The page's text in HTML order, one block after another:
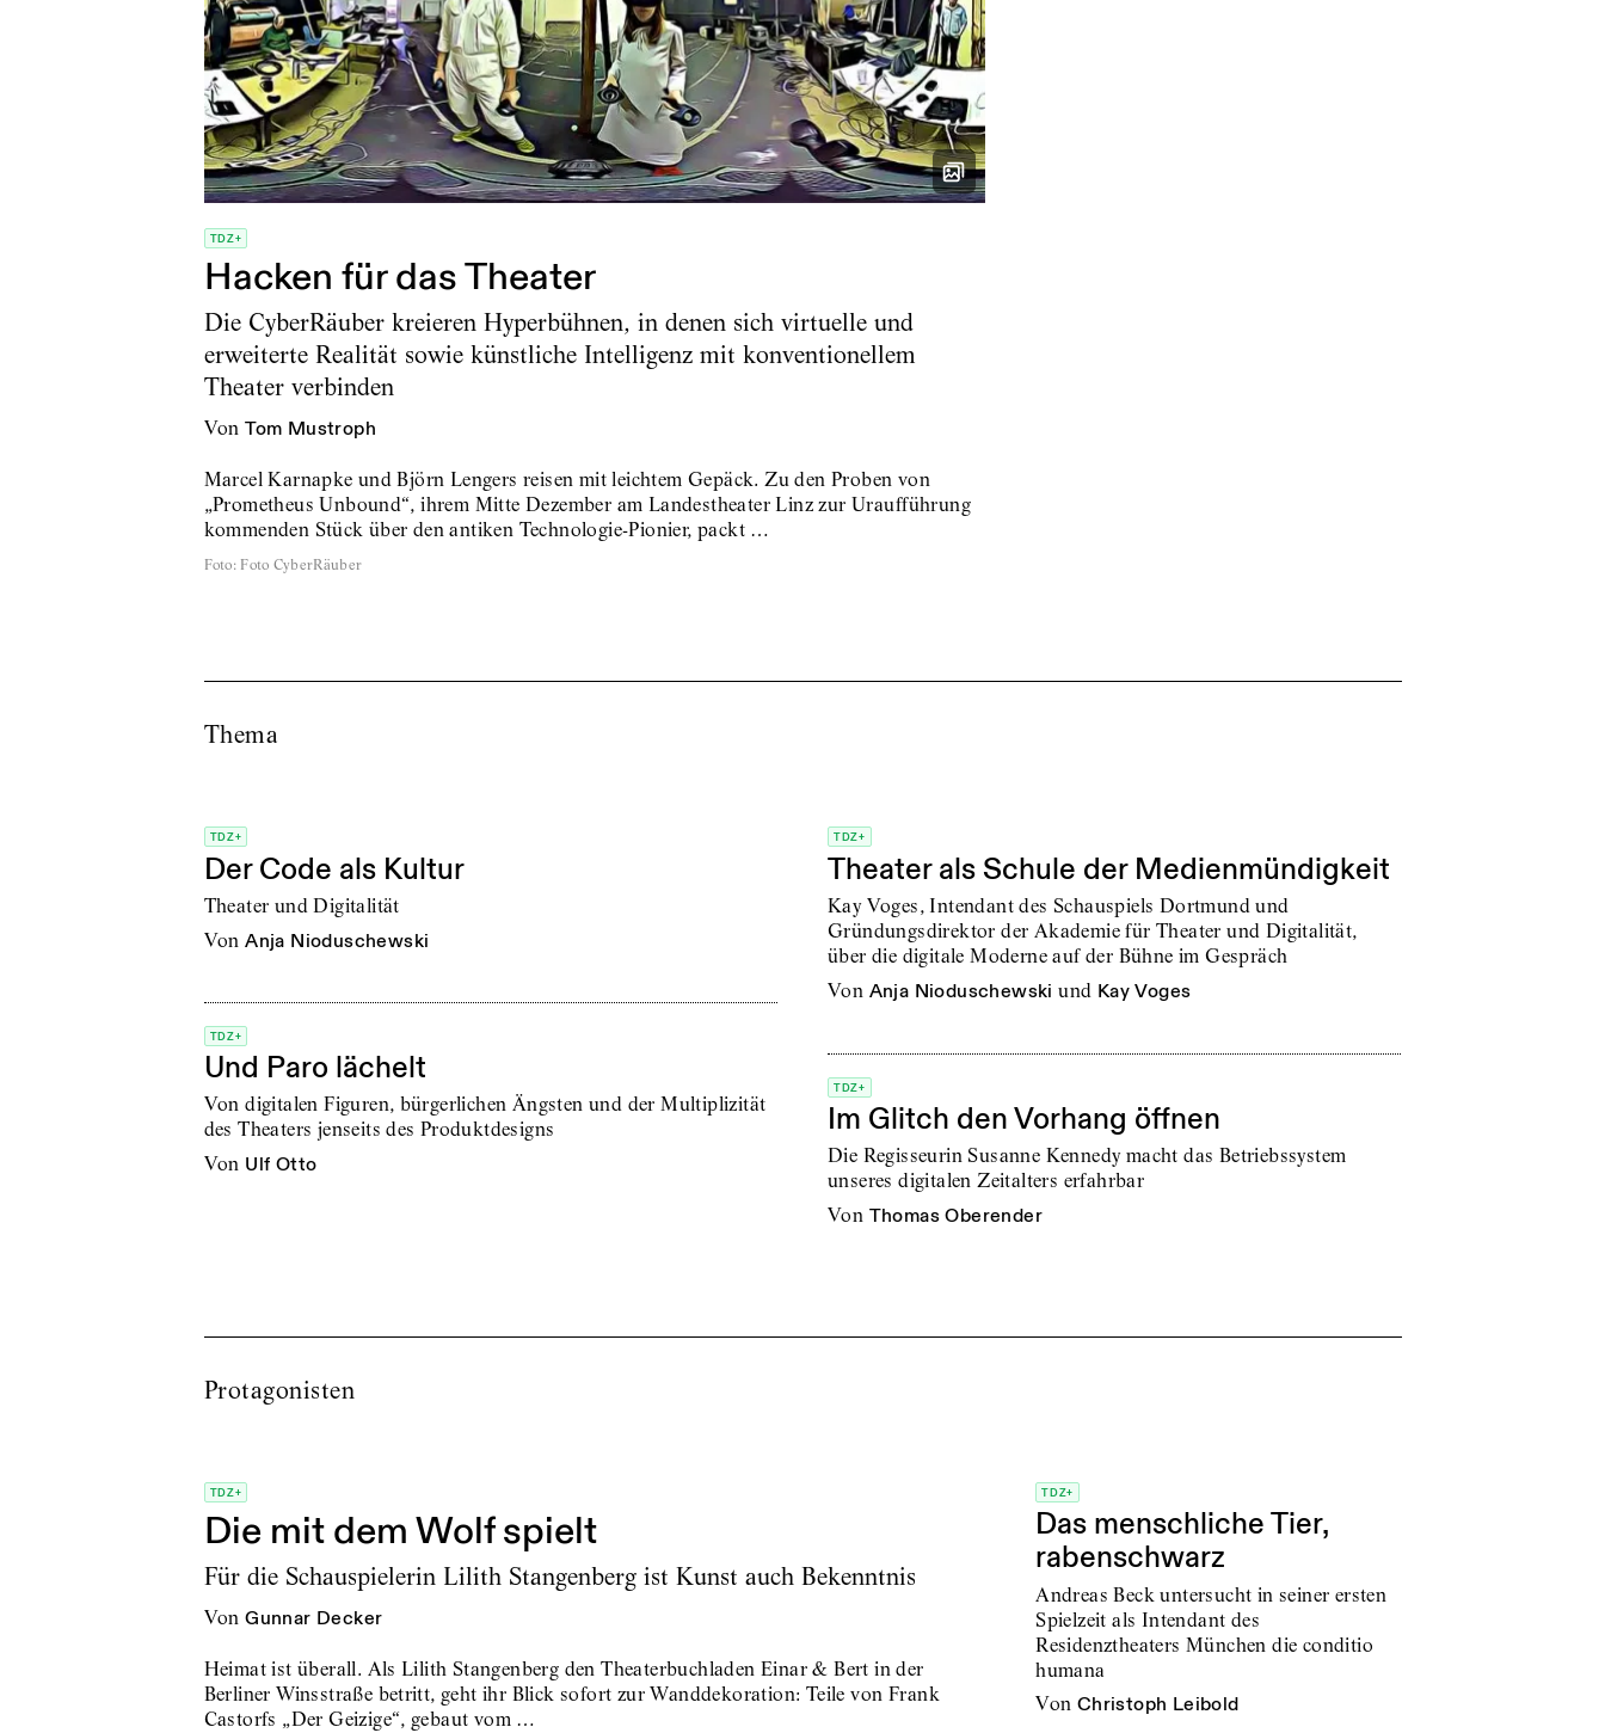
TDZ+
Hacken für das Theater
Die CyberRäuber kreieren Hyperbühnen, in denen sich virtuelle und
erweiterte Realität sowie künstliche Intelligenz mit konventionellem
Theater verbinden
von Tom Mustroph
Marcel Karnapke und Björn Lengers reisen mit leichtem Gepäck. Zu den Proben von
„Prometheus Unbound“, ihrem Mitte Dezember am Landestheater Linz zur Uraufführung
kommenden Stück über den antiken Technologie-Pionier, packt …
Foto: Foto CyberRäuber
Thema
TDZ+
Der Code als Kultur
Theater und Digitalität
von Anja Nioduschewski
TDZ+
Theater als Schule der Medienmündigkeit
Kay Voges, Intendant des Schauspiels Dortmund und
Gründungsdirektor der Akademie für Theater und Digitalität,
über die digitale Moderne auf der Bühne im Gespräch
von Anja Nioduschewski und Kay Voges
TDZ+
Und Paro lächelt
Von digitalen Figuren, bürgerlichen Ängsten und der Multiplizität
des Theaters jenseits des Produktdesigns
von Ulf Otto
TDZ+
Im Glitch den Vorhang öffnen
Die Regisseurin Susanne Kennedy macht das Betriebssystem
unseres digitalen Zeitalters erfahrbar
von Thomas Oberender
Protagonisten
TDZ+
Die mit dem Wolf spielt
Für die Schauspielerin Lilith Stangenberg ist Kunst auch Bekenntnis
von Gunnar Decker
Heimat ist überall. Als Lilith Stangenberg den Theaterbuch­laden Einar & Bert in der
Berliner Winsstraße betritt, geht ihr Blick sofort zur Wanddekoration: Teile von Frank
Castorfs „Der Geizige“, gebaut vom …
TDZ+
Das menschliche Tier,
rabenschwarz
Andreas Beck untersucht in seiner ersten
Spielzeit als Intendant des
Residenztheaters München die conditio
humana
von Christoph Leibold